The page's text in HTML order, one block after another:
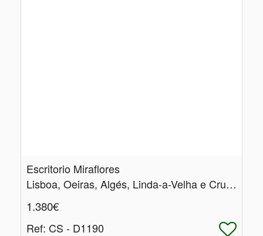
Escritorio Miraflores
Lisboa, Oeiras, Algés, Linda-a-Velha e Cruz Quebrada-Dafundo
1.380€
Ref: CS - D1190